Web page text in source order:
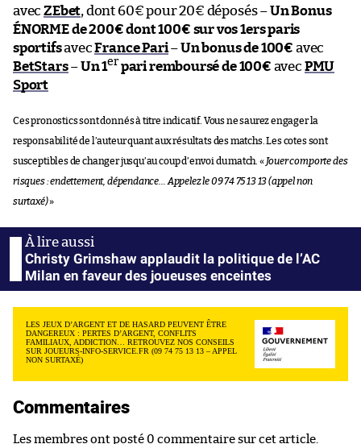
avecZEbet, dont 60€ pour 20€ déposés –Un Bonus
ÉNORME de 200€ dont 100€ sur vos 1ers paris
sportifsavecFrance Pari–Un bonus de 100€ avec
BetStars–Un 1er pari remboursé de 100€ avec PMU
Sport
Ces pronostics sont donnés à titre indicatif. Vous ne saurez engager la
responsabilité de l’auteur quant aux résultats des matchs. Les cotes sont
susceptibles de changer jusqu’au coup d’envoi du match. « Jouer comporte des
risques : endettement, dépendance… Appelez le 09 74 75 13 13 (appel non
surtaxé)»
Christy Grimshaw applaudit la politique de l’AC
Milan en faveur des joueuses enceintes
LES JEUX D’ARGENT ET DE HASARD PEUVENT ÊTRE
DANGEREUX : PERTES D’ARGENT, CONFLITS
FAMILIAUX, ADDICTION… RETROUVEZ NOS CONSEILS
SUR JOUEURS-INFO-SERVICE.FR (09 74 75 13 13 – APPEL
NON SURTAXÉ)
Commentaires
Les membres ont posté 0 commentaire sur cet article.